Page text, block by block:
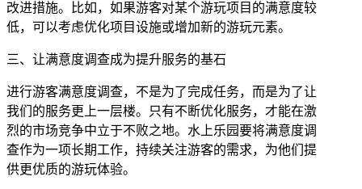
改进措施。比如，如果游客对某个游玩项目的满意度较
低，可以考虑优化项目设施或增加新的游玩元素。
三、让满意度调查成为提升服务的基石
进行游客满意度调查，不是为了完成任务，而是为了让
我们的服务更上一层楼。只有不断优化服务，才能在激
烈的市场竞争中立于不败之地。水上乐园要将满意度调
查作为一项长期工作，持续关注游客的需求，为他们提
供更优质的游玩体验。